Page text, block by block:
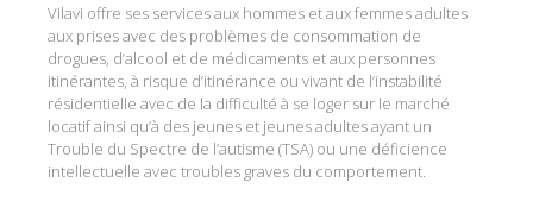
Vilavi offre ses services aux hommes et aux femmes adultes
aux prises avec des problèmes de consommation de
drogues, d’alcool et de médicaments et aux personnes
itinérantes, à risque d’itinérance ou vivant de l’instabilité
résidentielle avec de la difficulté à se loger sur le marché
locatif ainsi qu’à des jeunes et jeunes adultes ayant un
Trouble du Spectre de l’autisme (TSA) ou une déficience
intellectuelle avec troubles graves du comportement.